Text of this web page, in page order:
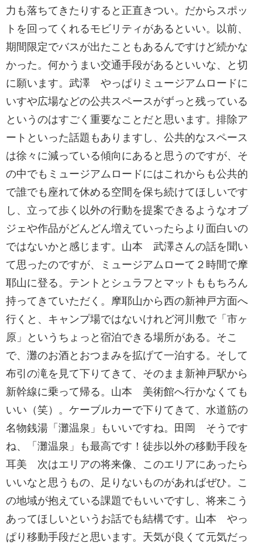
力も落ちてきたりすると正直きつい。だからスポッ
トを回ってくれるモビリティがあるといい。以前、
期間限定でバスが出たこともあるんですけど続かな
かった。何かうまい交通手段があるといいな、と切
に願います。武澤 やっぱりミュージアムロードに
いすや広場などの公共スペースがずっと残っている
というのはすごく重要なことだと思います。排除ア
ートといった話題もありますし、公共的なスペース
は徐々に減っている傾向にあると思うのですが、そ
の中でもミュージアムロードにはこれからも公共的
で誰でも座れて休める空間を保ち続けてほしいです
し、立って歩く以外の行動を提案できるようなオブ
ジェや作品がどんどん増えていったらより面白いの
ではないかと感じます。山本 武澤さんの話を聞い
て思ったのですが、ミュージアムローて２時間で摩
耶山に登る。テントとシュラフとマットももちろん
持ってきていただく。摩耶山から西の新神戸方面へ
行くと、キャンプ場ではないけれど河川敷で「市ヶ
原」というちょっと宿泊できる場所がある。そこ
で、灘のお酒とおつまみを拡げて一泊する。そして
布引の滝を見て下りてきて、そのまま新神戸駅から
新幹線に乗って帰る。山本 美術館へ行かなくても
いい（笑）。ケーブルカーで下りてきて、水道筋の
名物銭湯「灘温泉」もいいですね。田岡 そうです
ね、「灘温泉」も最高です！徒歩以外の移動手段を
耳美 次はエリアの将来像、このエリアにあったら
いいなと思うもの、足りないものがあればぜひ。こ
の地域が抱えている課題でもいいですし、将来こう
あってほしいというお話でも結構です。山本 やっ
ぱり移動手段だと思います。天気が良くて元気だっ